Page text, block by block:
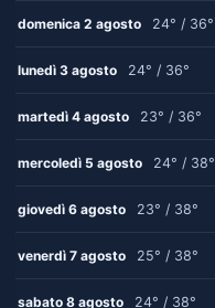
domenica 2 agosto 24° / 36°
lunedì 3 agosto 24° / 36°
martedì 4 agosto 23° / 36°
mercoledì 5 agosto 24° / 38°
giovedì 6 agosto 23° / 38°
venerdì 7 agosto 25° / 38°
sabato 8 agosto 24° / 38°